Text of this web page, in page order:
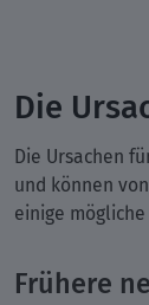
Die
Die Ursachen
und können
einige
Frühere